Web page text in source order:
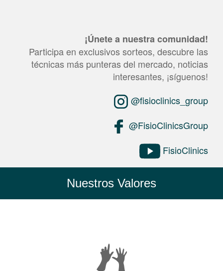
¡Únete a nuestra comunidad!
Participa en exclusivos sorteos, descubre las
técnicas más punteras del mercado, noticias
interesantes, ¡síguenos!
@fisioclinics_group
@FisioClinicsGroup
FisioClinics
Nuestros Valores